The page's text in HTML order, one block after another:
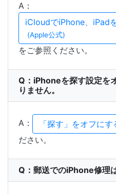
A：
iCloudでiPhone、iPad
(Apple公式)
をご参照ください。
Q：iPhoneを探す設定を
りません。
A： 「探す」をオフにす
ださい。
Q：郵送でのiPhone修理